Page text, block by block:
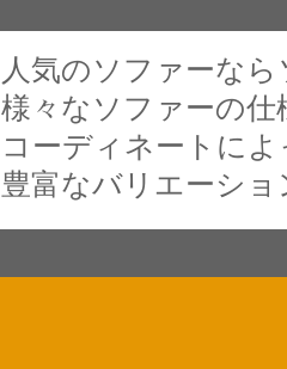
人気のソファーなら
様々なソファーの仕
コーディネートに
豊富なバリエーショ